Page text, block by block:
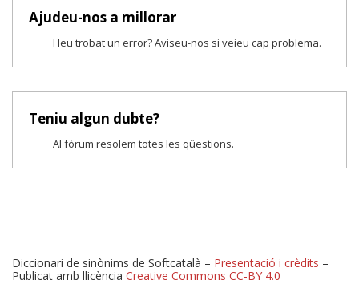
Ajudeu-nos a millorar
Heu trobat un error? Aviseu-nos si veieu cap problema.
Teniu algun dubte?
Al fòrum resolem totes les qüestions.
Diccionari de sinònims de Softcatalà – Presentació i crèdits –
Publicat amb llicència Creative Commons CC-BY 4.0